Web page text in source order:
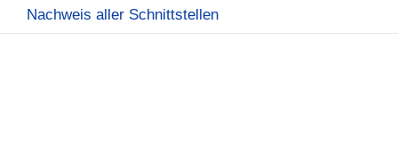
Nachweis aller Schnittstellen